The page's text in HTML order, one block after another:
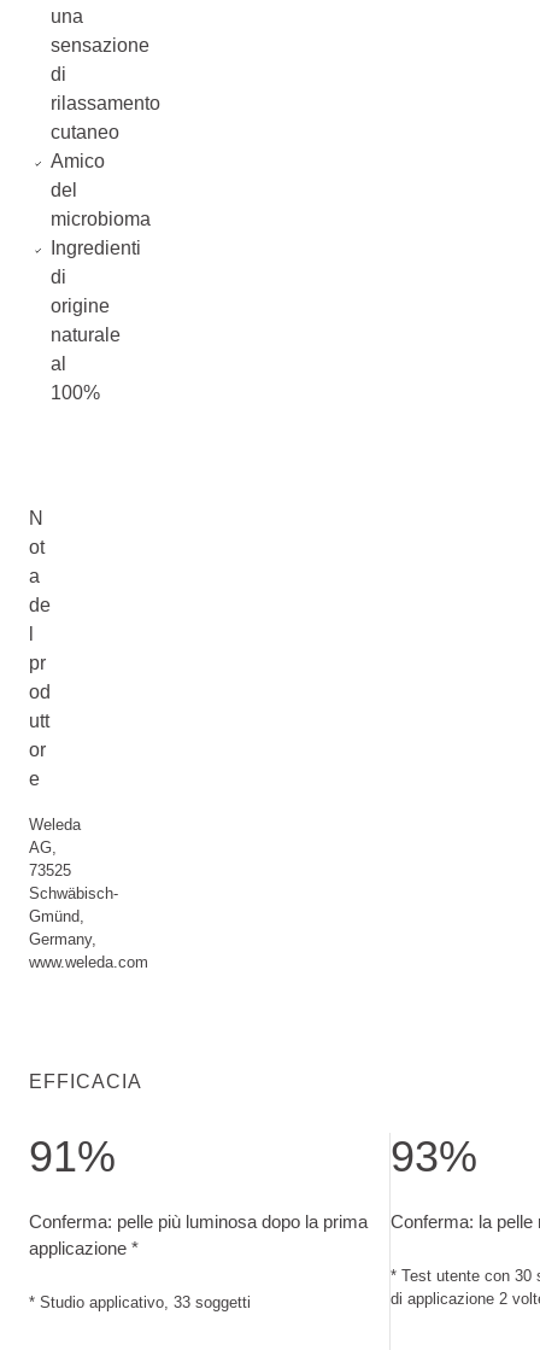
una
sensazione
di
rilassamento
cutaneo
Amico
del
microbioma
Ingredienti
di
origine
naturale
al
100%
N
ot
a
de
pr
od
utt
or
e
Weleda
AG,
73525
Schwäbisch-
Gmünd,
Germany,
www.weleda.com
EFFICACIA
91%
Conferma: pelle più luminosa dopo la prima
applicazione *
* Studio applicativo, 33 soggetti
93%
Conferma: la
* Test utente con 30
di applicazione 2